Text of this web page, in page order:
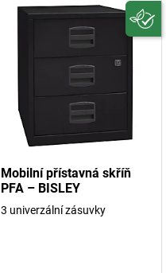
Mobilní přístavná skříň
PFA – BISLEY
3 univerzální zásuvky